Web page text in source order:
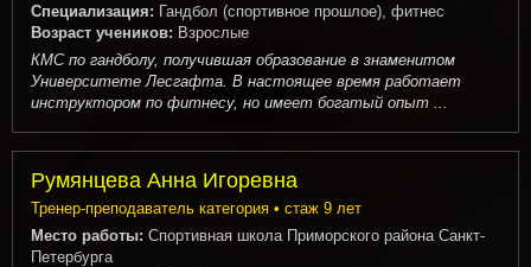
Специализация: Гандбол (спортивное прошлое), фитнес
Возраст учеников: Взрослые
КМС по гандболу, получившая образование в знаменитом
Университете Лесгафта. В настоящее время работает
инструктором по фитнесу, но имеет богатый опыт ...
Румянцева Анна Игоревна
Тренер-преподаватель категория • стаж 9 лет
Место работы: Спортивная школа Приморского района Санкт-
Петербурга